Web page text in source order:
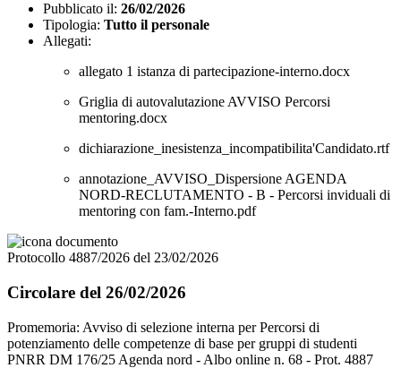
Pubblicato il: 26/02/2026
Tipologia: Tutto il personale
Allegati:
allegato 1 istanza di partecipazione-interno.docx
Griglia di autovalutazione AVVISO Percorsi
mentoring.docx
dichiarazione_inesistenza_incompatibilita'Candidato.rtf
annotazione_AVVISO_Dispersione AGENDA
NORD-RECLUTAMENTO - B - Percorsi inviduali di
mentoring con fam.-Interno.pdf
Protocollo 4887/2026 del 23/02/2026
Circolare del 26/02/2026
Promemoria: Avviso di selezione interna per Percorsi di
potenziamento delle competenze di base per gruppi di studenti
PNRR DM 176/25 Agenda nord - Albo online n. 68 - Prot. 4887